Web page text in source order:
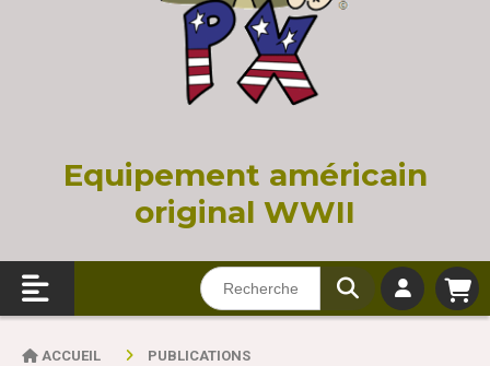
Equipement américain
original WWII
ACCUEIL PUBLICATIONS